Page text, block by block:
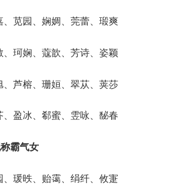
、苋园、娴婤、莞蕾、瑖爽
、珂娴、蔻歆、芳诗、姿颖
、芦榕、珊姮、翠苁、荚莎
、盈冰、郗蜜、雴咏、馝春
霸气女
、瑗昳、贻霭、绢纤、攸寁